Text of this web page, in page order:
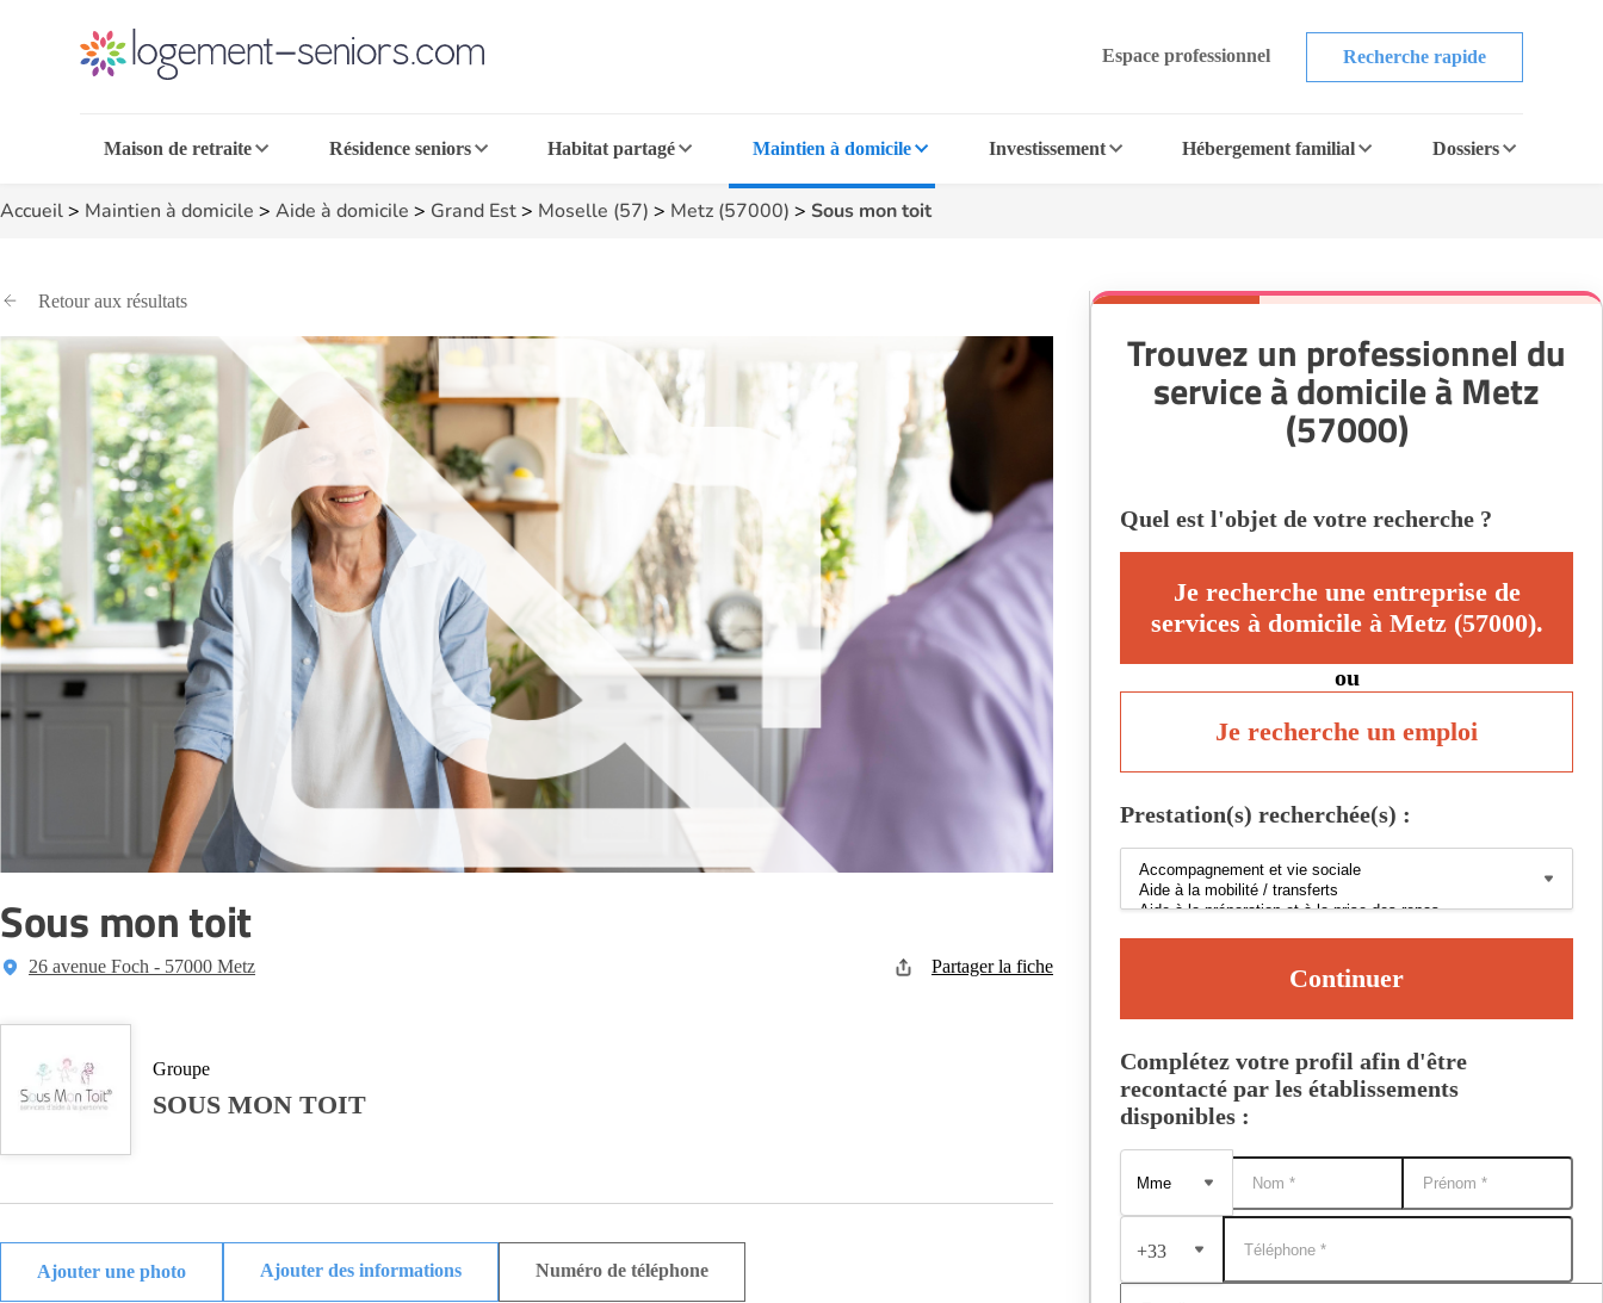
Espace professionnel Recherche rapide
Maison de retraite Résidence seniors Habitat partagé Maintien à domicile Investissement Hébergement familial Dossiers
Accueil> Maintien à domicile > Aide à domicile > Grand Est> Moselle (57) > Metz (57000) > Sous mon toit
Retour aux résultats
Sous mon toit
26 avenue Foch - 57000 Metz Partager la fiche
Groupe
SOUS MON TOIT
Ajouter des informations Numéro de téléphone
Trouvez un professionnel du
service à domicile à Metz
(57000)
Quel est l'objet de votre recherche ?
Je recherche une entreprise de
services à domicile à Metz (57000).
ou
Je recherche un emploi
Prestation(s) recherchée(s) :
Continuer
Complétez votre profil afin d'être
recontacté par les établissements
disponibles :
+33